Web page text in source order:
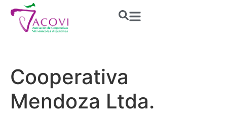
Cooperativa
Mendoza Ltda.